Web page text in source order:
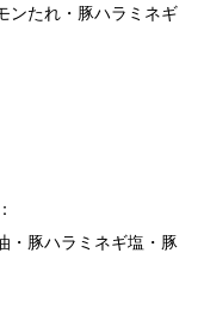
ンたれ・豚ハラミネギ
・豚ハラミネギ塩・豚